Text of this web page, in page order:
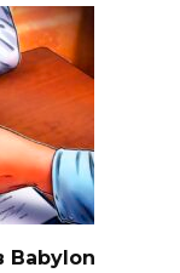
Babylon